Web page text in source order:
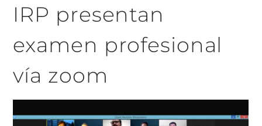
IRP presentan
examen profesional
vía zoom